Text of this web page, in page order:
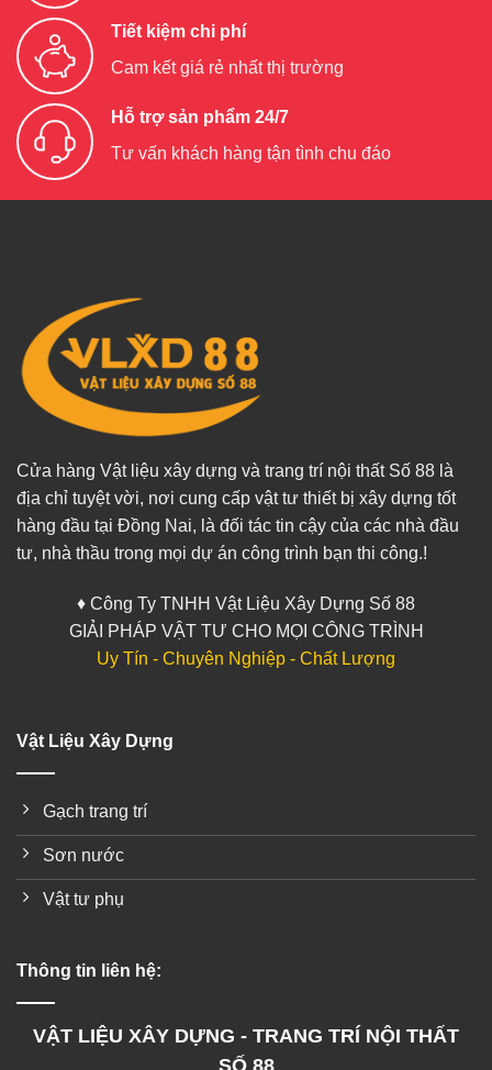
Tiết kiệm chi phí
Cam kết giá rẻ nhất thị trường
Hỗ trợ sản phẩm 24/7
Tư vấn khách hàng tận tình chu đáo
Cửa hàng Vật liệu xây dựng và trang trí nội thất Số 88 là
địa chỉ tuyệt vời, nơi cung cấp vật tư thiết bị xây dựng tốt
hàng đầu tại Đồng Nai, là đối tác tin cậy của các nhà đầu
tư, nhà thầu trong mọi dự án công trình bạn thi công.!
♦ Công Ty TNHH Vật Liệu Xây Dựng Số 88
GIẢI PHÁP VẬT TƯ CHO MỌI CÔNG TRÌNH
Uy Tín - Chuyên Nghiệp - Chất Lượng
Vật Liệu Xây Dựng
Gạch trang trí
Sơn nước
Vật tư phụ
Thông tin liên hệ:
VẬT LIỆU XÂY DỰNG - TRANG TRÍ NỘI THẤT